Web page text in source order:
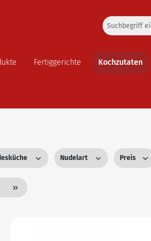
Fertiggerichte Kochzutaten
Nudelart Preis